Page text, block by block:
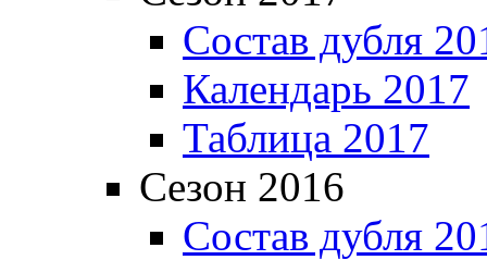
Состав дубля
Календарь 2017
Таблица 2017
Сезон 2016
Состав дубля